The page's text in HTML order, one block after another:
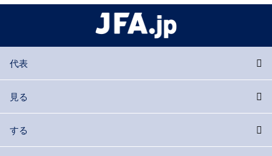
代表
見る
する